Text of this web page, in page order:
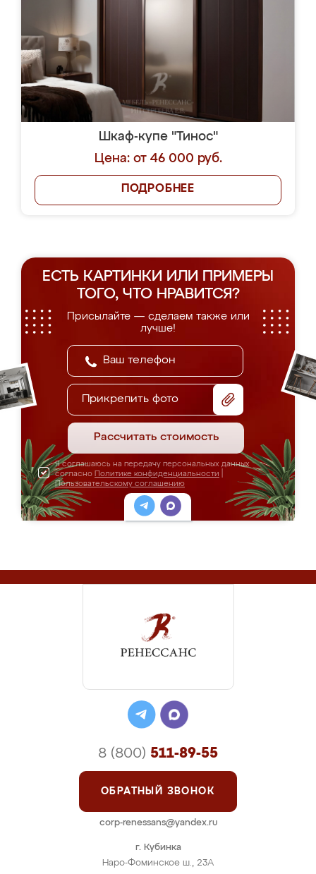
Шкаф-купе "Тинос"
Цена: от 46 000 руб.
ПОДРОБНЕЕ
ЕСТЬ КАРТИНКИ ИЛИ ПРИМЕРЫ
ТОГО, ЧТО НРАВИТСЯ?
Присылайте — сделаем также или
лучше!
Прикрепить фото
Рассчитать стоимость
Я соглашаюсь на передачу персональных данных
согласно Политике конфиденциальности
Пользовательскому соглашению
г. Кубинка
Наро-Фоминское ш., 23А
8 (800) 511-89-55
ОБРАТНЫЙ ЗВОНОК
corp-renessans@yandex.ru